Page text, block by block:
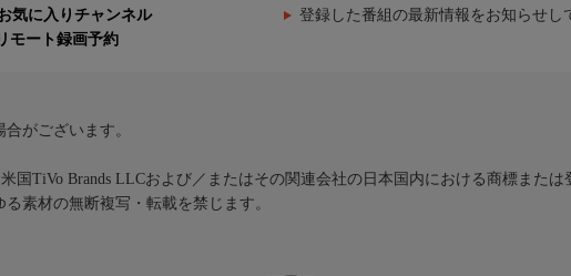
気に入りチャンネル 登録した番組の最新情報をお知らせし
モート録画予約
がございます。
国TiVo Brands LLCおよび／またはその関連会社の日本国内における商標または
素材の無断複写・転載を禁じます。